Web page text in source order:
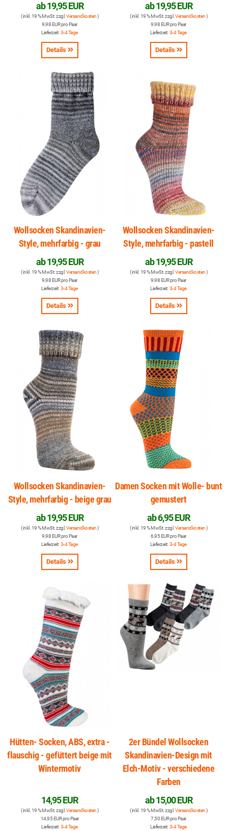
ab19,95 EUR
( inkl. 19 % MwSt. zzgl. Versandkosten)
9,98 EUR pro Paar
Lieferzeit: 3-4 Tage
Details
ab19,95 EUR
( inkl. 19 % MwSt. zzgl. Versandkosten)
9,98 EUR pro Paar
Lieferzeit: 3-4 Tage
Details
Wollsocken Skandinavien-
Style, mehrfarbig - grau
ab19,95 EUR
( inkl. 19 % MwSt. zzgl. Versandkosten)
9,98 EUR pro Paar
Lieferzeit: 3-4 Tage
Details
Wollsocken Skandinavien-
Style, mehrfarbig - pastell
ab19,95 EUR
( inkl. 19 % MwSt. zzgl. Versandkosten)
9,98 EUR pro Paar
Lieferzeit: 3-4 Tage
Details
Wollsocken Skandinavien-
Style, mehrfarbig - beige grau
ab19,95 EUR
( inkl. 19 % MwSt. zzgl. Versandkosten)
9,98 EUR pro Paar
Lieferzeit: 3-4 Tage
Details
Damen Socken mit Wolle- bunt
gemustert
ab6,95 EUR
( inkl. 19 % MwSt. zzgl. Versandkosten)
6,95 EUR pro Paar
Lieferzeit: 3-4 Tage
Details
Hütten- Socken, ABS, extra -
flauschig - gefüttert beige mit
Wintermotiv
14,95 EUR
( inkl. 19 % MwSt. zzgl. Versandkosten)
14,95 EUR pro Paar
Lieferzeit: 3-4 Tage
2er Bündel Wollsocken
Skandinavien-Design mit
Elch-Motiv - verschiedene
Farben
ab15,00 EUR
( inkl. 19 % MwSt. zzgl. Versandkosten)
7,50 EUR pro Paar
Lieferzeit: 3-4 Tage